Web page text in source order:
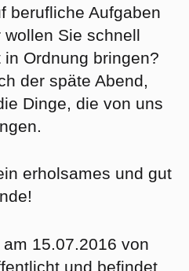
berufliche Aufgaben
Sie schnell
Ordnung bringen?
der späte Abend,
Dinge, die von uns
erholsames und gut
15.07.2016 von
und befindet